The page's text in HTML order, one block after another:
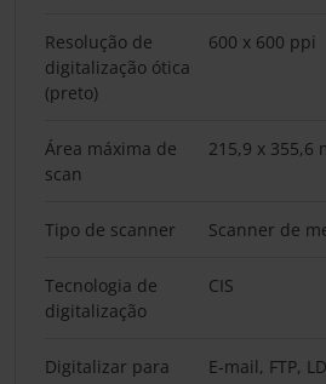
Resolução de
digitalização ótica
(preto)
600 x 600 ppi
Área máxima de
scan
215,9 x 355,6
Tipo de scanner Scanner de
Tecnologia de
digitalização
CIS
Digitalizar para E-mail, FTP,